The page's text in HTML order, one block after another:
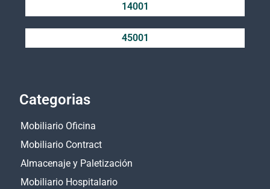
14001
45001
Categorias
Mobiliario Oficina
Mobiliario Contract
Almacenaje y Paletización
Mobiliario Hospitalario